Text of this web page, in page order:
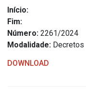
Início:
Fim:
Número: 2261/2024
Modalidade: Decretos
DOWNLOAD